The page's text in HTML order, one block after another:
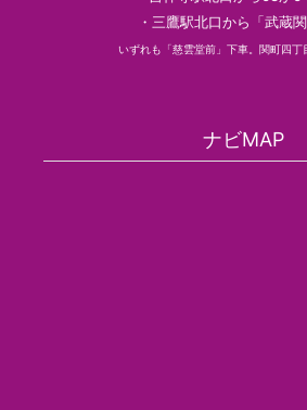
・三鷹駅北口から「武蔵
いずれも「慈雲堂前」下車。関町四丁
ナビMAP